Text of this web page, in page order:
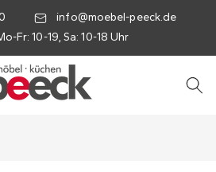
info@moebel-peeck.de
Fr: 10-19, Sa: 10-18 Uhr